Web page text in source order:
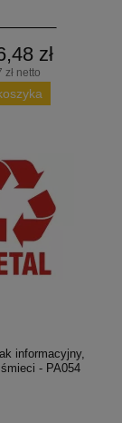
zł
zł netto
informacyjny,
- PA054